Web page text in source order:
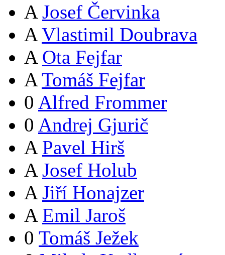
A Josef Červinka
A Vlastimil Doubrava
A Ota Fejfar
A Tomáš Fejfar
0 Alfred Frommer
0 Andrej Gjurič
A Pavel Hirš
A Josef Holub
A Jiří Honajzer
A Emil Jaroš
0 Tomáš Ježek